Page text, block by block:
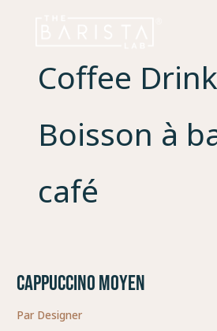
Coffee
Boisson à
café
CAPPUCCINO MOYEN
Par Designer
CAPPUCCINO